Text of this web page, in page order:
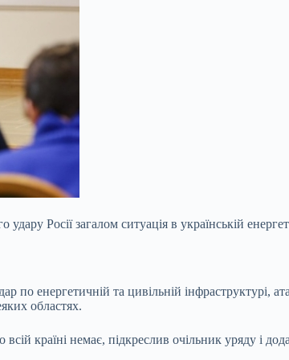
Росії загалом ситуація в українській
енергетичній та цивільній інфраструктурі,
областях.
країні немає, підкреслив очільник уряду